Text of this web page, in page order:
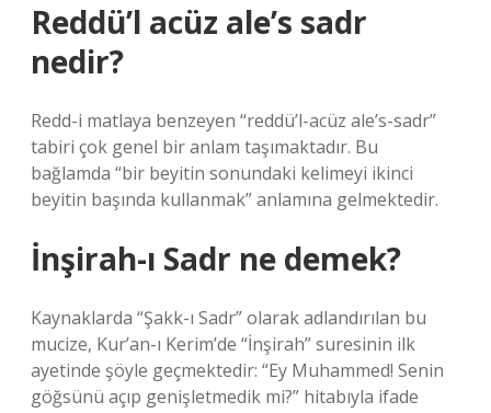
Reddü’l acüz ale’s sadr
nedir?
Redd-i matlaya benzeyen “reddü’l-acüz ale’s-sadr”
tabiri çok genel bir anlam taşımaktadır. Bu
bağlamda “bir beyitin sonundaki kelimeyi ikinci
beyitin başında kullanmak” anlamına gelmektedir.
İnşirah-ı Sadr ne demek?
Kaynaklarda “Şakk-ı Sadr” olarak adlandırılan bu
mucize, Kur’an-ı Kerim’de “İnşirah” suresinin ilk
ayetinde şöyle geçmektedir: “Ey Muhammed! Senin
göğsünü açıp genişletmedik mi?” hitabıyla ifade